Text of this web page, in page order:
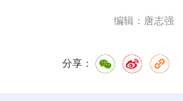
编辑：唐志强
分享：